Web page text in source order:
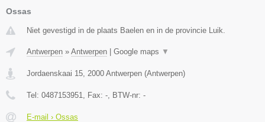
Ossas
Niet gevestigd in de plaats Baelen en in de provincie Luik.
Antwerpen » Antwerpen | Google maps ▼
Jordaenskaai 15 2000 Antwerpen (Antwerpen)
Tel: 0487153951 , Fax: - , BTW-nr: -
E-mail › Ossas